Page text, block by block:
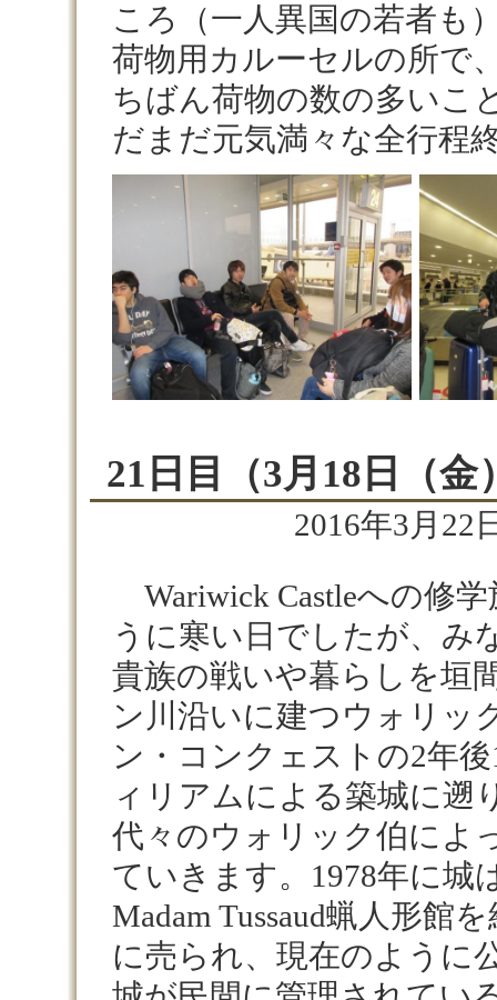
ころ（一人異国の若者も
荷物用カルーセルの所で
ちばん荷物の数の多いこ
だまだ元気満々な全行程
21日目（3月18日（金
2016年3月22
Wariwick Castleへの修
うに寒い日でしたが、み
貴族の戦いや暮らしを垣
ン川沿いに建つウォリッ
ン・コンクェストの2年
ィリアムによる築城に遡
代々のウォリック伯によ
ていきます。1978年に城
Madam Tussaud蝋人形館
に売られ、現在のように